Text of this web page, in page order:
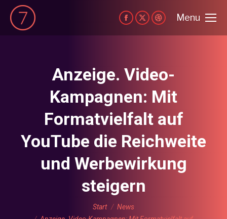
Menu
Facebook
page
in
new
window
X
page
in
new
window
Dribbble
page
new
window
Anzeige. Video-
Kampagnen: Mit
Formatvielfalt auf
YouTube die Reichweite
und Werbewirkung
steigern
Start
News